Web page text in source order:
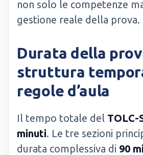
non solo le competenze
gestione reale della prova.
Durata della
struttura
regole d’aula
Il tempo totale del TOLC-
minuti. Le tre sezioni
durata complessiva di 90